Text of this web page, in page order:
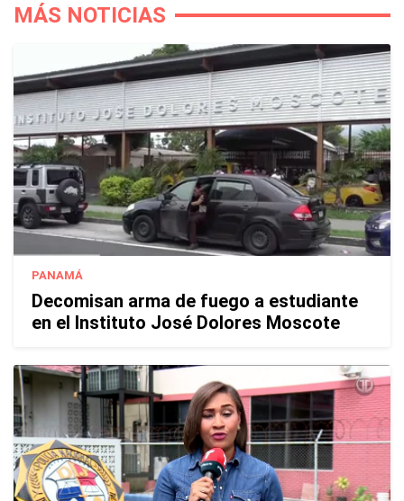
MÁS NOTICIAS
PANAMÁ
Decomisan arma de fuego a estudiante
en el Instituto José Dolores Moscote